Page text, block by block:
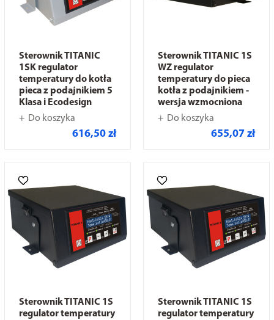
Sterownik TITANIC
1SK regulator
temperatury do kotła
pieca z podajnikiem 5
Klasa i Ecodesign
Do koszyka
616,50 zł
Sterownik TITANIC 1S
WZ regulator
temperatury do pieca
kotła z podajnikiem -
wersja wzmocniona
Do koszyka
655,07 zł
Sterownik TITANIC 1S
regulator temperatury
Sterownik TITANIC 1S
regulator temperatury